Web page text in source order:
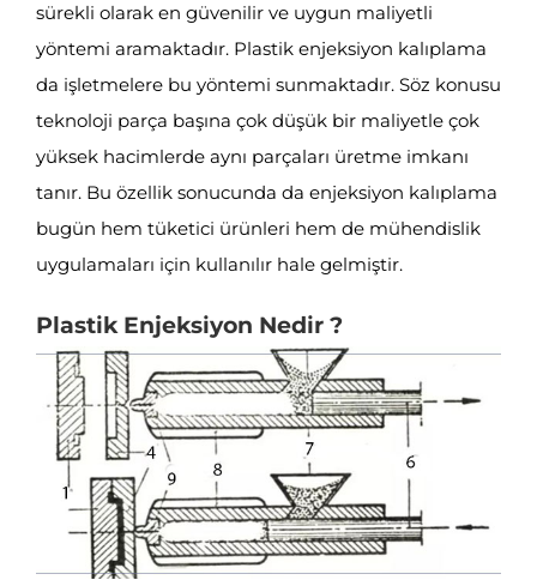
sürekli olarak en güvenilir ve uygun maliyetli
yöntemi aramaktadır. Plastik enjeksiyon kalıplama
da işletmelere bu yöntemi sunmaktadır. Söz konusu
teknoloji parça başına çok düşük bir maliyetle çok
yüksek hacimlerde aynı parçaları üretme imkanı
tanır. Bu özellik sonucunda da enjeksiyon kalıplama
bugün hem tüketici ürünleri hem de mühendislik
uygulamaları için kullanılır hale gelmiştir.
Plastik Enjeksiyon Nedir ?